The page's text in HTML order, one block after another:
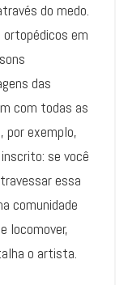
do medo.
ortopédicos em
das
com todas as
por exemplo,
se você
essa
comunidade
locomover,
o artista.